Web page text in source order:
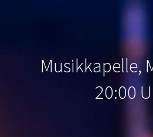
Musikkapelle,
20:00